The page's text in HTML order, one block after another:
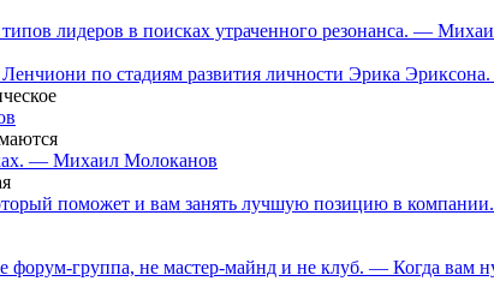
лидеров в поисках утраченного резонанса. —
по стадиям развития личности Эрика
— Михаил Молоканов
поможет и вам занять лучшую позицию в
форум-группа, не мастер-майнд и не клуб. — Когда вам